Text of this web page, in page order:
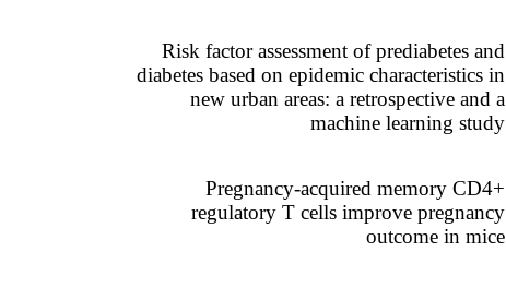
Risk factor assessment of prediabetes and
diabetes based on epidemic characteristics in
new urban areas: a retrospective and a
machine learning study
Pregnancy-acquired memory CD4+
regulatory T cells improve pregnancy
outcome in mice